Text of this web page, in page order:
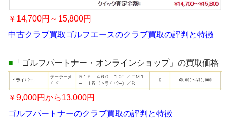
￥14,700円～15,800円
中古クラブ買取ゴルフエースのクラブ買取の評判と特徴
■ 「ゴルフパートナー・オンラインショップ」の買取価格
￥9,000円から13,000円
ゴルフパートナーのクラブ買取の評判と特徴